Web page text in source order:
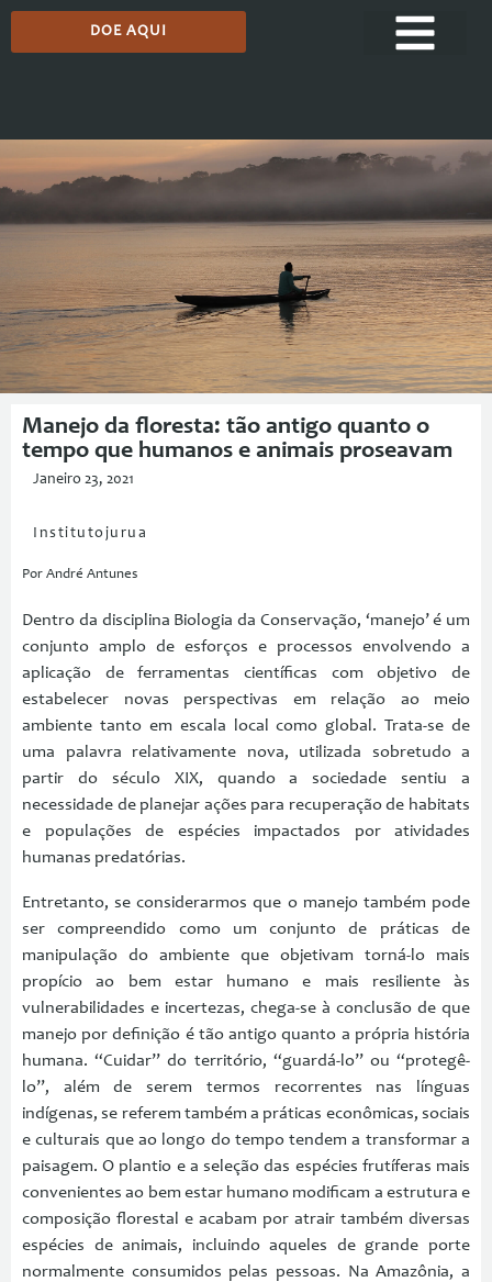
DOE AQUI
Manejo da floresta: tão antigo quanto o
tempo que humanos e animais proseavam
Janeiro 23, 2021
Institutojurua
Por André Antunes
Dentro da disciplina Biologia da Conservação, ‘manejo’ é um
conjunto amplo de esforços e processos envolvendo a
aplicação de ferramentas científicas com objetivo de
estabelecer novas perspectivas em relação ao meio
ambiente tanto em escala local como global. Trata-se de
uma palavra relativamente nova, utilizada sobretudo a
partir do século XIX, quando a sociedade sentiu a
necessidade de planejar ações para recuperação de habitats
e populações de espécies impactados por atividades
humanas predatórias.
Entretanto, se considerarmos que o manejo também pode
ser compreendido como um conjunto de práticas de
manipulação do ambiente que objetivam torná-lo mais
propício ao bem estar humano e mais resiliente às
vulnerabilidades e incertezas, chega-se à conclusão de que
manejo por definição é tão antigo quanto a própria história
humana. “Cuidar” do território, “guardá-lo” ou “protegê-
lo”, além de serem termos recorrentes nas línguas
indígenas, se referem também a práticas econômicas, sociais
e culturais que ao longo do tempo tendem a transformar a
paisagem. O plantio e a seleção das espécies frutíferas mais
convenientes ao bem estar humano modificam a estrutura e
composição florestal e acabam por atrair também diversas
espécies de animais, incluindo aqueles de grande porte
normalmente consumidos pelas pessoas. Na Amazônia, a